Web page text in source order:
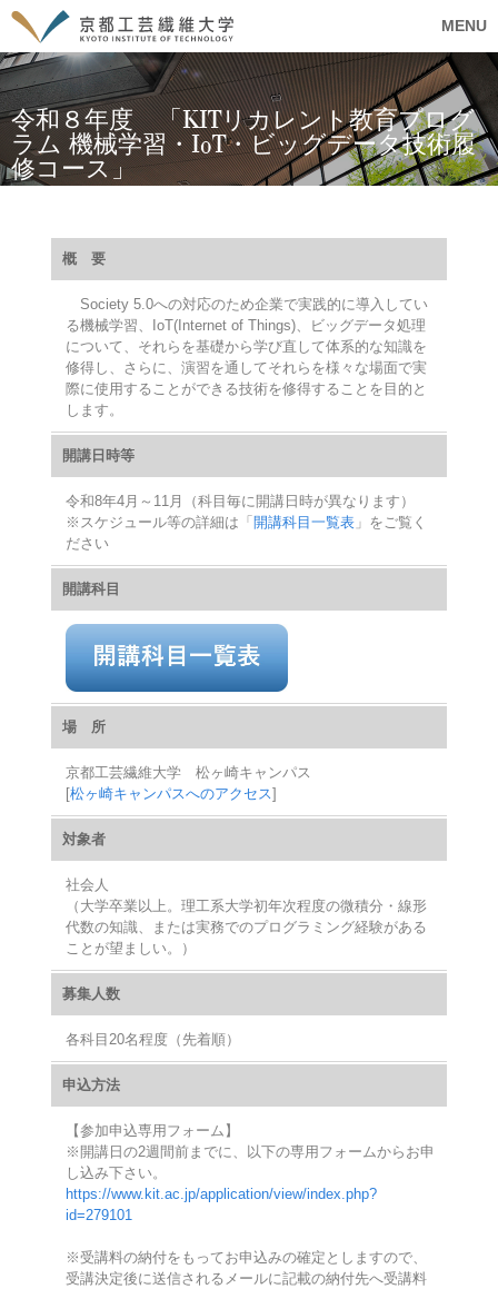
MENU
令和８年度 「KITリカレント教育プログ
ラム 機械学習・IoT・ビッグデータ技術履
修コース」
概 要
Society 5.0への対応のため企業で実践的に導入してい
る機械学習、IoT(Internet of Things)、ビッグデータ処理
について、それらを基礎から学び直して体系的な知識を
修得し、さらに、演習を通してそれらを様々な場面で実
際に使用することができる技術を修得することを目的と
します。
開講日時等
令和8年4月～11月（科目毎に開講日時が異なります）
※スケジュール等の詳細は「 開講科目一覧表」をご覧く
ださい
開講科目
場 所
京都工芸繊維大学 松ヶ崎キャンパス
[松ヶ崎キャンパスへのアクセス]
対象者
社会人
（大学卒業以上。理工系大学初年次程度の微積分・線形
代数の知識、または実務でのプログラミング経験がある
ことが望ましい。）
募集人数
各科目20名程度（先着順）
申込方法
【参加申込専用フォーム】
※開講日の2週間前までに、以下の専用フォームからお申
し込み下さい。
https://www.kit.ac.jp/application/view/index.php?
id=279101
※受講料の納付をもってお申込みの確定としますので、
受講決定後に送信されるメールに記載の納付先へ受講料